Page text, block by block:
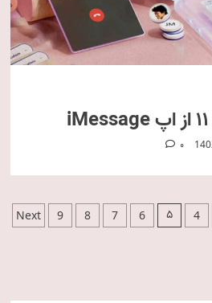
0
4
5
6
7
8
9
Next